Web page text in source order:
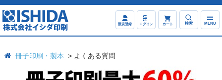
新規登録 ログイン カート 検索 MENU
冊子印刷・製本 よくある質問